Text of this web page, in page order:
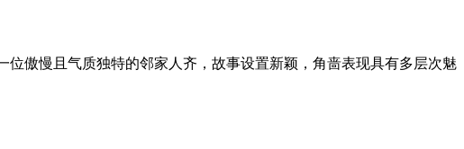
傲慢且气质独特的邻家人齐，故事设置新颖，角啬表现具有多层次魅